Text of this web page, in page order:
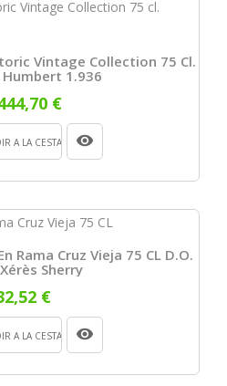
Vintage Collection 75 Cl.
1.936
€
A LA CESTA
Rama Cruz Vieja 75 CL D.O.
Sherry
€
A LA CESTA